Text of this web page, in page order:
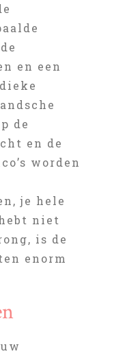
en een
de
en de
worden
je hele
niet
is de
enorm